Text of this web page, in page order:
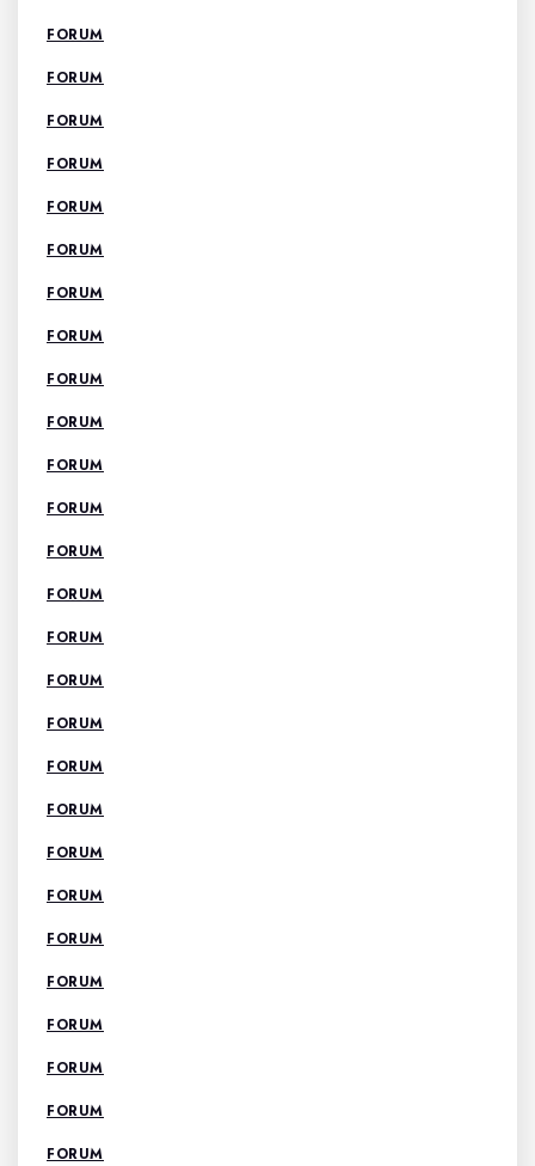
FORUM
FORUM
FORUM
FORUM
FORUM
FORUM
FORUM
FORUM
FORUM
FORUM
FORUM
FORUM
FORUM
FORUM
FORUM
FORUM
FORUM
FORUM
FORUM
FORUM
FORUM
FORUM
FORUM
FORUM
FORUM
FORUM
FORUM